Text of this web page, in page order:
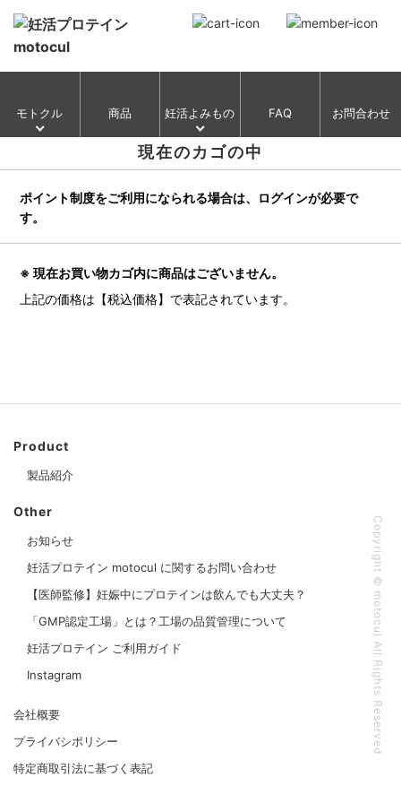
モトクル 商品 妊活よみもの FAQ お問合わせ
現在のカゴの中
ポイント制度をご利用になられる場合は、ログインが必要で
す。
※ 現在お買い物カゴ内に商品はございません。
上記の価格は【税込価格】で表記されています。
Product
製品紹介
Other
お知らせ
妊活プロテイン motocul に関するお問い合わせ
【医師監修】妊娠中にプロテインは飲んでも大丈夫？
「GMP認定工場」とは？工場の品質管理について
妊活プロテイン ご利用ガイド
Instagram
会社概要
プライバシポリシー
特定商取引法に基づく表記
Copyright © motocul All Rights Reserved